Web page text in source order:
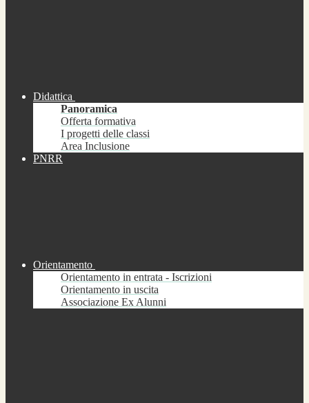
Didattica
Panoramica
Offerta formativa
I progetti delle classi
Area Inclusione
PNRR
Orientamento
Orientamento in entrata - Iscrizioni
Orientamento in uscita
Associazione Ex Alunni